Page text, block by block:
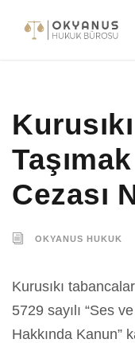
Cezası
OKYANUS HUKUK
Kurusıkı
5729 sayılı “Ses
Hakkında Kanun”